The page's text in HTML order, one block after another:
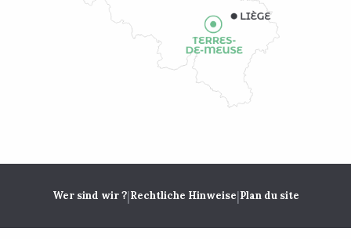
Wer sind wir ?|Rechtliche Hinweise|Plan du site